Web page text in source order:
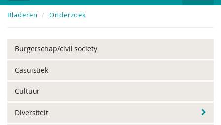
Bladeren Onderzoek
Burgerschap/civil society
Casuïstiek
Cultuur
Diversiteit